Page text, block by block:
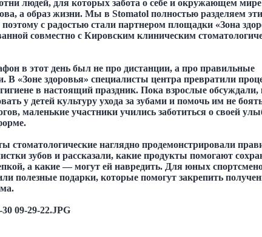
людей, для которых забота о себе и окружающем
а образ жизни. Мы в Stomatol полностью разделяем эти
поэтому с радостью стали партнером площадки «Зона
совместно с Кировским клиническим
в этот день был не про дистанции, а про правильные
В «Зоне здоровья» специалисты центра превратили
в настоящий праздник. Пока взрослые обсуждали,
у детей культуру ухода за зубами и помочь им не
маленькие участники учились заботиться о своей
стоматологические наглядно продемонстрировали
зубов и рассказали, какие продукты помогают
а какие — могут ей навредить. Для юных
полезные подарки, которые помогут закрепить